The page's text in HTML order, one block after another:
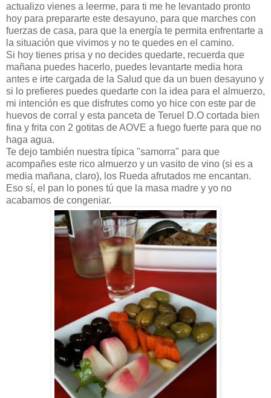
actualizo vienes a leerme, para ti me he levantado pronto
hoy para prepararte este desayuno, para que marches con
fuerzas de casa, para que la energía te permita enfrentarte a
la situación que vivimos y no te quedes en el camino.
Si hoy tienes prisa y no decides quedarte, recuerda que
mañana puedes hacerlo, puedes levantarte media hora
antes e irte cargada de la Salud que da un buen desayuno y
si lo prefieres puedes quedarte con la idea para el almuerzo,
mi intención es que disfrutes como yo hice con este par de
huevos de corral y esta panceta de Teruel D.O cortada bien
fina y frita con 2 gotitas de AOVE a fuego fuerte para que no
haga agua.
Te dejo también nuestra típica "samorra" para que
acompañes este rico almuerzo y un vasito de vino (si es a
media mañana, claro), los Rueda afrutados me encantan.
Eso sí, el pan lo pones tú que la masa madre y yo no
acabamos de congeniar.